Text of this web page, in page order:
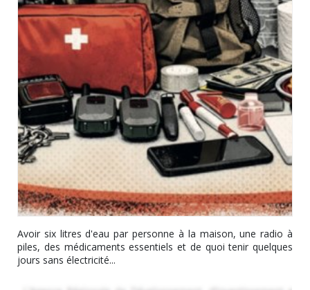
Avoir six litres d'eau par personne à la maison, une radio à
piles, des médicaments essentiels et de quoi tenir quelques
jours sans électricité...